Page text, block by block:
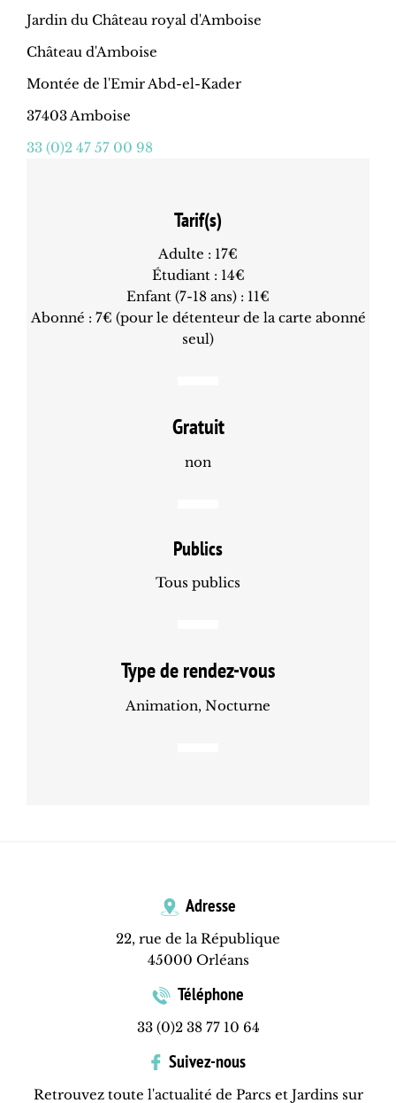
Jardin du Château royal d'Amboise
Château d'Amboise
Montée de l'Emir Abd-el-Kader
37403 Amboise
33 (0)2 47 57 00 98
Tarif(s)
Adulte : 17€
Étudiant : 14€
Enfant (7-18 ans) : 11€
Abonné : 7€ (pour le détenteur de la carte abonné
seul)
Gratuit
non
Publics
Tous publics
Type de rendez-vous
Animation, Nocturne
Adresse
22, rue de la République
45000 Orléans
Téléphone
33 (0)2 38 77 10 64
Suivez-nous
Retrouvez toute l'actualité de Parcs et Jardins sur